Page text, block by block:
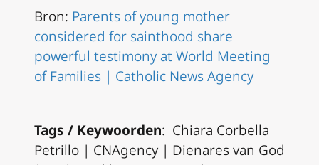
Bron: Parents of young mother
considered for sainthood share
powerful testimony at World Meeting
of Families | Catholic News Agency
Tags / Keywoorden: Chiara Corbella
Petrillo | CNAgency | Dienares van God